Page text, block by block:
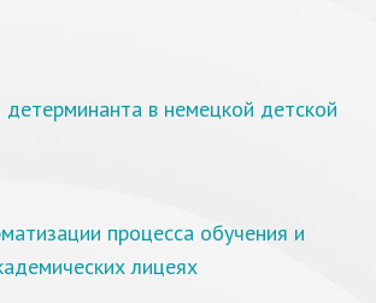
в немецкой детской
процесса обучения и
лицеях